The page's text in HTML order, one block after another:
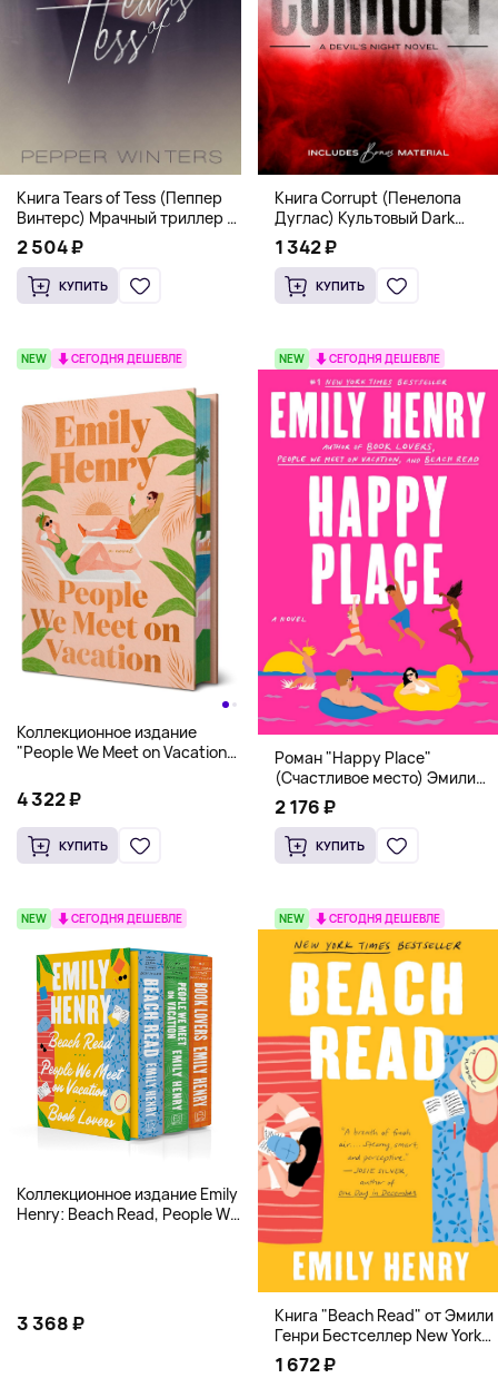
Книга Tears of Tess (Пеппер
Винтерс) Мрачный триллер о
выживании и страсти (18+)
2 504 ₽
КУПИТЬ
Книга Corrupt (Пенелопа
Дуглас) Культовый Dark
Romance бестселлер (18+)
1 342 ₽
КУПИТЬ
NEW СЕГОДНЯ ДЕШЕВЛЕ
Коллекционное издание
"People We Meet on Vacation"
Hardcover
4 322 ₽
КУПИТЬ
NEW СЕГОДНЯ ДЕШЕВЛЕ
Роман "Happy Place"
(Счастливое место) Эмили
Генри | Твердый переплет
2 176 ₽
КУПИТЬ
NEW СЕГОДНЯ ДЕШЕВЛЕ
Коллекционное издание Emily
Henry: Beach Read, People We
3 368 ₽
NEW СЕГОДНЯ ДЕШЕВЛЕ
Книга "Beach Read" от Эмили
Генри Бестселлер New York
Times
1 672 ₽